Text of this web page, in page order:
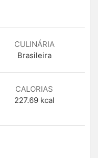
CULINÁRIA
Brasileira
CALORIAS
227.69 kcal